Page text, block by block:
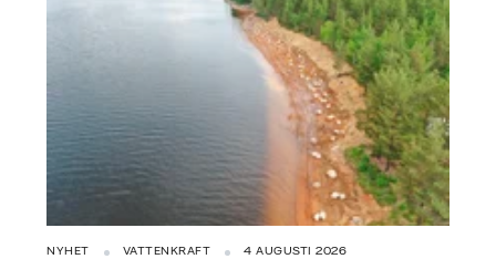
NYHET VATTENKRAFT 4 AUGUSTI 2026